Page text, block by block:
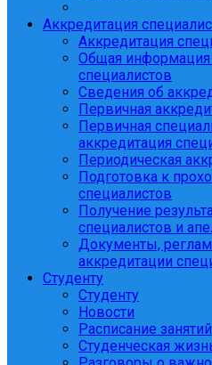
Аккредитация
Аккредитация
Общая информация
специалистов
Сведения об
Первичная
Первичная
аккредитация
Периодическая
Подготовка к
специалистов
Получение
специалистов и
Документы,
аккредитации
Студенту
Студенту
Новости
Расписание занятий
Студенческая